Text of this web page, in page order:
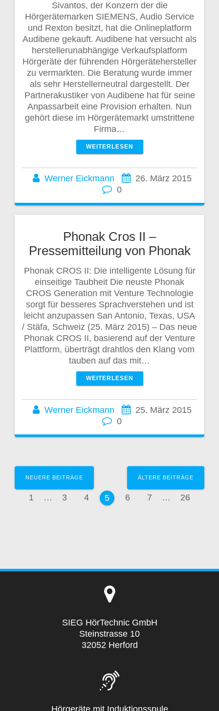
Sivantos, der Konzern der die
Hörgerätemarken SIEMENS, Audio Service
und Rexton besitzt, hat die Onlineplatform
Audibene gekauft. Audibene hat versucht als
herstellerunabhängige Verkaufsplatform
Hörgeräte der führenden Hörgerätehersteller
zu vermarkten. Die Beratung wurde immer
als sehr Herstellerneutral dargestellt. Der
Partnerakustiker von Audibene hat für seine
Anpassarbeit eine Provision erhalten. Nun
gehört diese im Hörgerätemarkt umstrittene
Firma…
WEITERLESEN
Werner Eickmann
26. März 2015
0
Phonak Cros II –
Pressemitteilung von Phonak
Phonak CROS II: Die intelligente Lösung für
einseitige Taubheit Die neuste Phonak
CROS Generation mit Venture Technologie
sorgt für besseres Sprachverstehen und ist
leicht anzupassen San Antonio, Texas, USA
/ Stäfa, Schweiz (25. März 2015) – Das neue
Phonak CROS II, basierend auf der Venture
Plattform, überträgt drahtlos den Klang vom
tauben auf das mit…
WEITERLESEN
Werner Eickmann
25. März 2015
0
Beitragsnavigation
NEUERE BEITRÄGE
Seite
1 … Seite
3 Seite
4 Seite
5 Seite
6 Seite
7 … Seite
26
ÄLTERE BEITRÄGE
SIEG HörTechnic GmbH
Steinstrasse 10
32052 Herford